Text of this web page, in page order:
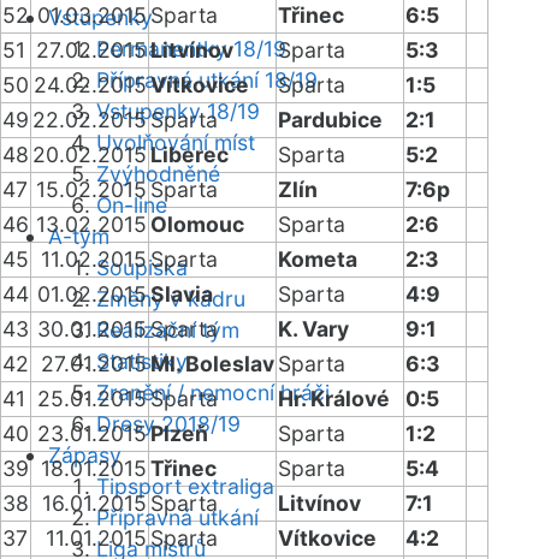
Vstupenky
Permanentky 18/19
Přípravná utkání 18/19
Vstupenky 18/19
Uvolňování míst
Zvýhodněné
On-line
A-tým
Soupiska
Změny v kádru
Realizační tým
Statistiky
Zranění / nemocní hráči
Dresy 2018/19
Zápasy
Tipsport extraliga
Přípravná utkání
Liga mistrů
52 01.03.2015Sparta Třinec
6:5
51 27.02.2015Litvínov Sparta
5:3
50 24.02.2015Vítkovice Sparta
1:5
49 22.02.2015Sparta Pardubice
2:1
48 20.02.2015Liberec Sparta
5:2
47 15.02.2015Sparta Zlín
7:6p
46 13.02.2015 Olomouc Sparta
2:6
45 11.02.2015Sparta Kometa
2:3
44 01.02.2015Slavia Sparta
4:9
43 30.01.2015Sparta K. Vary
9:1
42 27.01.2015Ml. BoleslavSparta
6:3
41
25.01.2015Sparta Hr. Králové
0:5
40 23.01.2015Plzeň Sparta
1:2
39 18.01.2015Třinec Sparta
5:4
38
16.01.2015 Sparta Litvínov
7:1
37
11.01.2015 Sparta Vítkovice
4:2